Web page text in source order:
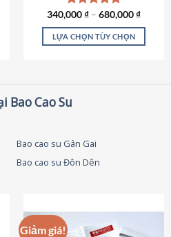
sản
phẩm
Được xếp
hạng4.79
5 sao
340,000₫ – 680,000₫
LỰA CHỌN TÙY CHỌN
thể.
tùy
thể
được
Bao Cao Su
Bao cao su Gân Gai
Bao cao su Đôn Dên
Giảm giá!